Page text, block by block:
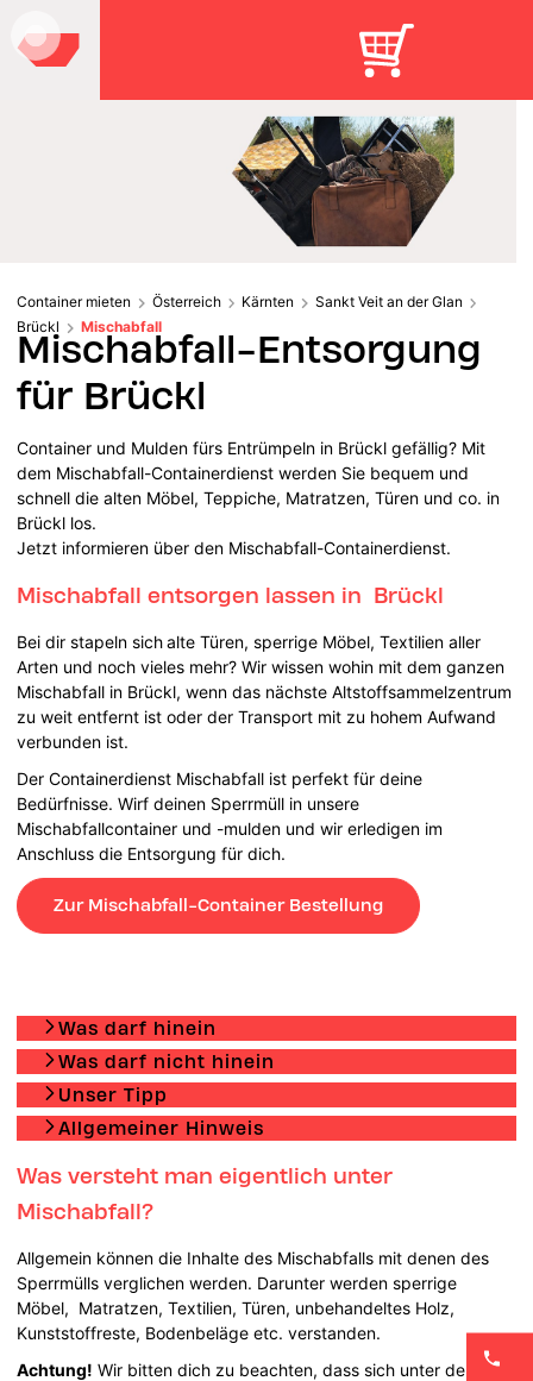
Container mieten Österreich Kärnten
Sankt Veit an der Glan
Brückl
Mischabfall
Mischabfall-Entsorgung
für Brückl
Container und Mulden fürs Entrümpeln in Brückl gefällig? Mit
dem Mischabfall-Containerdienst werden Sie bequem und
schnell die alten Möbel, Teppiche, Matratzen, Türen und co. in
Brückl los.
Jetzt informieren über den Mischabfall-Containerdienst.
Mischabfall entsorgen lassen in Brückl
Bei dir stapeln sichalte Türen, sperrige Möbel, Textilien aller
Arten und noch vieles mehr? Wir wissen wohin mit dem ganzen
Mischabfall in Brückl, wenn das nächste Altstoffsammelzentrum
zu weit entfernt ist oder der Transport mit zu hohem Aufwand
verbunden ist.
Der Containerdienst Mischabfall ist perfekt für deine
Bedürfnisse. Wirf deinen Sperrmüll in unsere
Mischabfallcontainer und -mulden und wir erledigen im
Anschluss die Entsorgung für dich.
Zur Mischabfall-Container Bestellung
Was darf hinein
Was darf nicht hinein
Unser Tipp
Allgemeiner Hinweis
Was versteht man eigentlich unter
Mischabfall?
Allgemein können die Inhalte des Mischabfalls mit denen des
Sperrmülls verglichen werden. Darunter werden sperrige
Möbel, Matratzen, Textilien, Türen, unbehandeltes Holz,
Kunststoffreste, Bodenbeläge etc. verstanden.
Achtung! Wir bitten dich zu beachten, dass sich unter den